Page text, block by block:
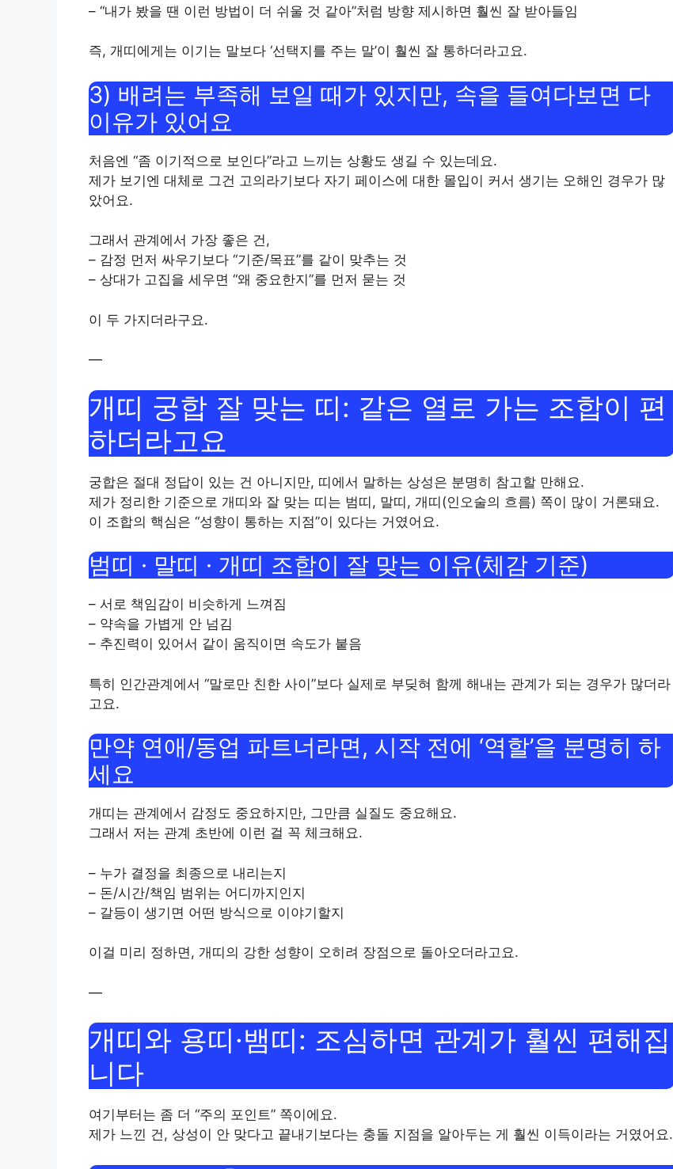
– “내가 봤을 땐 이런 방법이 더 쉬울 것 같아”처럼 방향 제시하면 훨씬 잘 받아들임
즉, 개띠에게는 이기는 말보다 ‘선택지를 주는 말’이 훨씬 잘 통하더라고요.
3) 배려는 부족해 보일 때가 있지만, 속을 들여다보면 다
이유가 있어요
처음엔 “좀 이기적으로 보인다”라고 느끼는 상황도 생길 수 있는데요.
제가 보기엔 대체로 그건 고의라기보다 자기 페이스에 대한 몰입이 커서 생기는 오해인 경우가 많
았어요.
그래서 관계에서 가장 좋은 건,
– 감정 먼저 싸우기보다 “기준/목표”를 같이 맞추는 것
– 상대가 고집을 세우면 “왜 중요한지”를 먼저 묻는 것
이 두 가지더라구요.
—
개띠 궁합 잘 맞는 띠: 같은 열로 가는 조합이 편
하더라고요
궁합은 절대 정답이 있는 건 아니지만, 띠에서 말하는 상성은 분명히 참고할 만해요.
제가 정리한 기준으로 개띠와 잘 맞는 띠는 범띠, 말띠, 개띠(인오술의 흐름) 쪽이 많이 거론돼요.
이 조합의 핵심은 “성향이 통하는 지점”이 있다는 거였어요.
범띠 · 말띠 · 개띠 조합이 잘 맞는 이유(체감 기준)
– 서로 책임감이 비슷하게 느껴짐
– 약속을 가볍게 안 넘김
– 추진력이 있어서 같이 움직이면 속도가 붙음
특히 인간관계에서 “말로만 친한 사이”보다 실제로 부딪혀 함께 해내는 관계가 되는 경우가 많더라
고요.
만약 연애/동업 파트너라면, 시작 전에 ‘역할’을 분명히 하
세요
개띠는 관계에서 감정도 중요하지만, 그만큼 실질도 중요해요.
그래서 저는 관계 초반에 이런 걸 꼭 체크해요.
– 누가 결정을 최종으로 내리는지
– 돈/시간/책임 범위는 어디까지인지
– 갈등이 생기면 어떤 방식으로 이야기할지
이걸 미리 정하면, 개띠의 강한 성향이 오히려 장점으로 돌아오더라고요.
—
개띠와 용띠·뱀띠: 조심하면 관계가 훨씬 편해집
니다
여기부터는 좀 더 “주의 포인트” 쪽이에요.
제가 느낀 건, 상성이 안 맞다고 끝내기보다는 충돌 지점을 알아두는 게 훨씬 이득이라는 거였어요.